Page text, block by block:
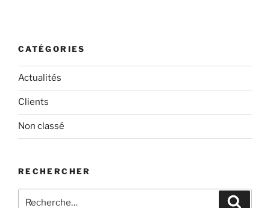
CATÉGORIES
Actualités
Clients
Non classé
RECHERCHER